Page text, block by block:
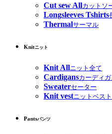
Cut sew Allカットソ
Longsleeves Tshirts
Thermalサーマル
Knitニット
Knit Allニット全て
Cardigansカーディガ
Sweaterセーター
Knit vestニットベスト
Pantsパンツ